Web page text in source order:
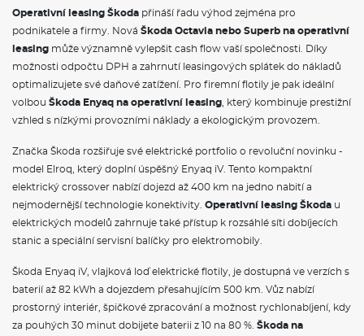
Tažné zařízení sklopné, el. odjistitelné
Služba Škoda prodloužená záruka na 5 let, do 60 000 km
Škoda Předplacený servis Standard na 5 let, do 60 000 km
VÝBAVA VE VÝBAVA STUPNI
Deštník pod sedadlem spolujezdce
Rozpoznávání dopravních značek
Elektrické ovládání oken vpředu a vzadu
straně řidiče a spolujezdce
Kožená hlavice řadící páky
Schránka na brýle
Dekorativní obložení palubní desky Unique Chrome a dveří
Anodized Cross Line
Dvouzónová klimatizace Climatronic
Sunset
Střešní nosič - černý matný
Černé matné lišty oken
Ochranné lemy blatníků
Operativní leasing Škoda přináší řadu výhod zejména pro
podnikatele a firmy. Nová Škoda Octavia nebo Superb na operativní
leasing může významně vylepšit cash flow vaší společnosti. Díky
možnosti odpočtu DPH a zahrnutí leasingových splátek do nákladů
optimalizujete své daňové zatížení. Pro firemní flotily je pak ideální
volbou Škoda Enyaq na operativní leasing , který kombinuje prestižní
vzhled s nízkými provozními náklady a ekologickým provozem.
Značka Škoda rozšiřuje své elektrické portfolio o revoluční novinku -
model Elroq, který doplní úspěšný Enyaq iV. Tento kompaktní
elektrický crossover nabízí dojezd až 400 km na jedno nabití a
nejmodernější technologie konektivity. Operativní leasing Škoda u
elektrických modelů zahrnuje také přístup k rozsáhlé síti dobíjecích
stanic a speciální servisní balíčky pro elektromobily.
Škoda Enyaq iV, vlajková loď elektrické flotily, je dostupná ve verzích s
baterií až 82 kWh a dojezdem přesahujícím 500 km. Vůz nabízí
prostorný interiér, špičkové zpracování a možnost rychlonabíjení, kdy
za pouhých 30 minut dobijete baterii z 10 na 80 %. Škoda na